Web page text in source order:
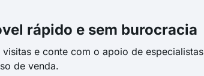
rápido e sem burocracia
e conte com o apoio de especialistas
de venda.